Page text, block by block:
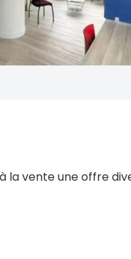
la vente une offre